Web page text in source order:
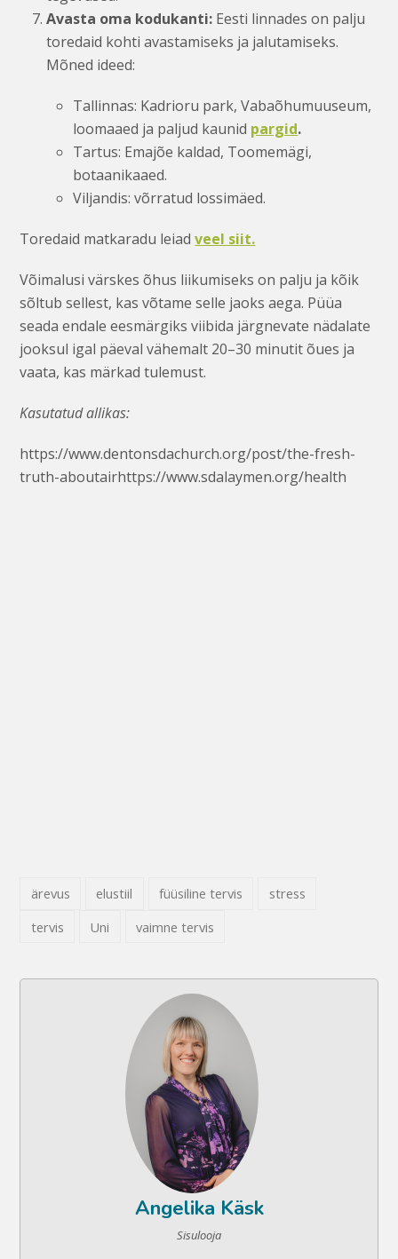
Avasta oma kodukanti: Eesti linnades on palju
toredaid kohti avastamiseks ja jalutamiseks.
Mõned ideed:
Tallinnas: Kadrioru park, Vabaõhumuuseum,
loomaaed ja paljud kaunid pargid.
Tartus: Emajõe kaldad, Toomemägi,
botaanikaaed.
Viljandis: võrratud lossimäed.
Toredaid matkaradu leiadveel siit.
Võimalusi värskes õhus liikumiseks on palju ja kõik
sõltub sellest, kas võtame selle jaoks aega. Püüa
seada endale eesmärgiks viibida järgnevate nädalate
jooksul igal päeval vähemalt 20–30 minutit õues ja
vaata, kas märkad tulemust.
Kasutatud allikas:
https://www.dentonsdachurch.org/post/the-fresh-
truth-aboutairhttps://www.sdalaymen.org/health
ärevus elustiil füüsiline tervis
stress
tervis
Uni vaimne tervis
Angelika Käsk
Sisulooja